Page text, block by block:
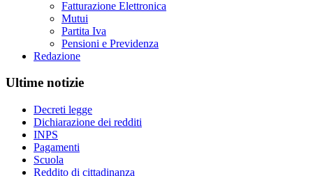
Fatturazione Elettronica
Mutui
Partita Iva
Pensioni e Previdenza
Redazione
Ultime notizie
Decreti legge
Dichiarazione dei redditi
INPS
Pagamenti
Scuola
Reddito di cittadinanza